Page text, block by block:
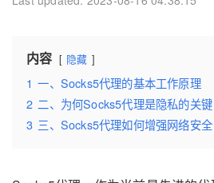
内容 隐藏
1 一、Socks5代理的基本工作原理
2 二、为何Socks5代理是隐私的关键
3 三、Socks5代理如何增强网络安全